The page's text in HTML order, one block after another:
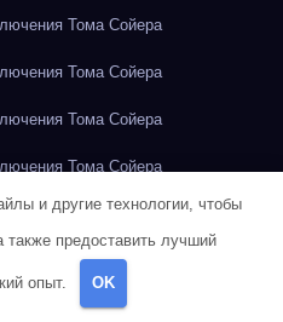
Тома Сойера
Тома Сойера
Тома Сойера
Тома Сойера
Тома Сойера
Тома Сойера
Тома Сойера
и другие технологии, чтобы
также предоставить лучший
опыт. OK